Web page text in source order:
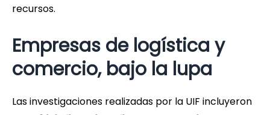
recursos.
Empresas de logística y
comercio, bajo la lupa
Las investigaciones realizadas por la UIF incluyeron